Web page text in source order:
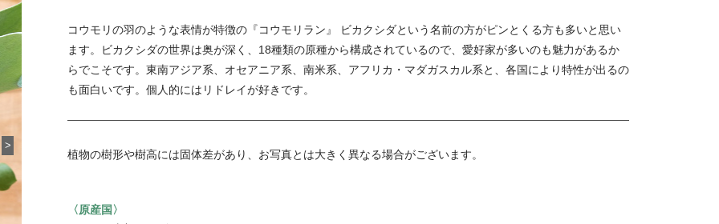
>
コウモリの羽のような表情が特徴の『コウモリラン』 ビカクシダという名前の方がピンとくる方も多いと思い
ます。ビカクシダの世界は奥が深く、18種類の原種から構成されているので、愛好家が多いのも魅力があるか
らでこそです。東南アジア系、オセアニア系、南米系、アフリカ・マダガスカル系と、各国により特性が出るの
も面白いです。個人的にはリドレイが好きです。
植物の樹形や樹高には固体差があり、お写真とは大きく異なる場合がございます。
〈原産国〉